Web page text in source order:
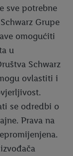
sve potrebne
Grupe
omogućiti
u
Schwarz
ovlastiti i
se odredbi o
Prava na